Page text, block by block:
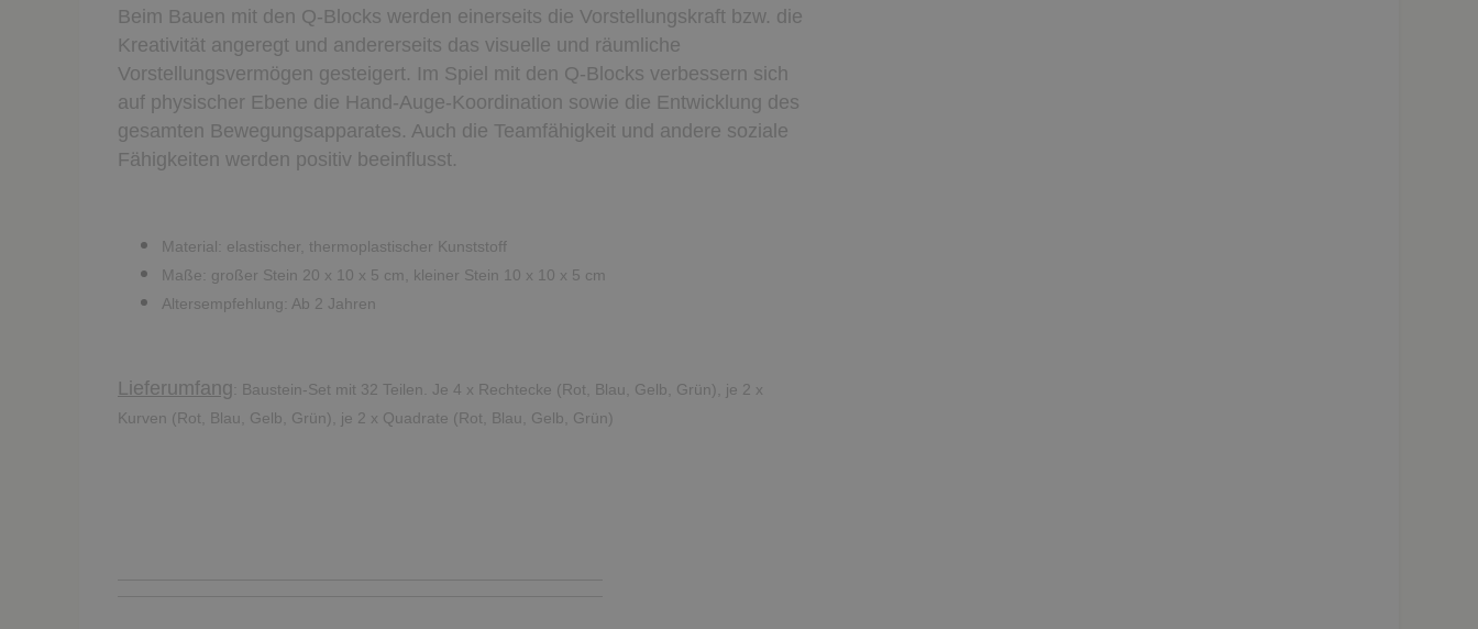
Beim Bauen mit den Q-Blocks werden einerseits die Vorstellungskraft bzw. die
Kreativität angeregt und andererseits das visuelle und räumliche
Vorstellungsvermögen gesteigert. Im Spiel mit den Q-Blocks verbessern sich
auf physischer Ebene die Hand-Auge-Koordination sowie die Entwicklung des
gesamten Bewegungsapparates. Auch die Teamfähigkeit und andere soziale
Fähigkeiten werden positiv beeinflusst.
Material: elastischer, thermoplastischer Kunststoff
Maße: großer Stein 20 x 10 x 5 cm, kleiner Stein 10 x 10 x 5 cm
Altersempfehlung: Ab 2 Jahren
Lieferumfang : Baustein-Set mit 32 Teilen. Je 4 x Rechtecke (Rot, Blau, Gelb, Grün), je 2 x
Kurven (Rot, Blau, Gelb, Grün), je 2 x Quadrate (Rot, Blau, Gelb, Grün)